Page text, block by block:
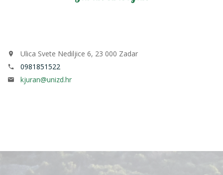
Ulica Svete Nediljice 6, 23 000 Zadar
0981851522
kjuran@unizd.hr